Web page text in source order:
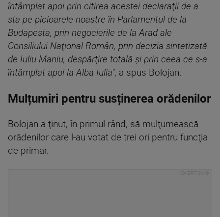
întâmplat apoi prin citirea acestei declaraţii de a
sta pe picioarele noastre în Parlamentul de la
Budapesta, prin negocierile de la Arad ale
Consiliului Naţional Român, prin decizia sintetizată
de Iuliu Maniu, despărţire totală şi prin ceea ce s-a
întâmplat apoi la Alba Iulia", a spus Bolojan.
Mulțumiri pentru susținerea orădenilor
Bolojan a ţinut, în primul rând, să mulţumească
orădenilor care l-au votat de trei ori pentru funcţia
de primar.